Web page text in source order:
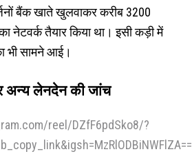
बैंक खाते खुलवाकर करीब 3200
नेटवर्क तैयार किया था। इसी कड़ी में
भी सामने आई।
अन्य लेनदेन की जांच
reel/DZfF6pdSko8/?